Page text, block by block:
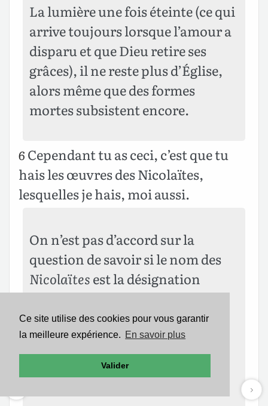
Ce site utilise des cookies pour vous garantir
la meilleure expérience. En savoir plus
Valider
La lumière une fois éteinte (ce qui
arrive toujours lorsque l’amour a
disparu et que Dieu retire ses
grâces), il ne reste plus d’Église,
alors même que des formes
mortes subsistent encore.
6 Cependant tu as ceci, c’est que tu
hais les œuvres des Nicolaïtes,
lesquelles je hais, moi aussi.
On n’est pas d’accord sur la
question de savoir si le nom des
Nicolaïtesest la désignation
historique d’une secte, ou si c’est
un terme symbolique destiné à
caractériser les tendances
immorales qui sont ici
condamnées.